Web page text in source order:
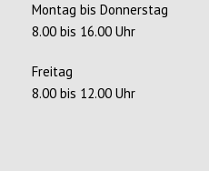
Montag bis Donnerstag
8.00 bis 16.00 Uhr
Freitag
8.00 bis 12.00 Uhr